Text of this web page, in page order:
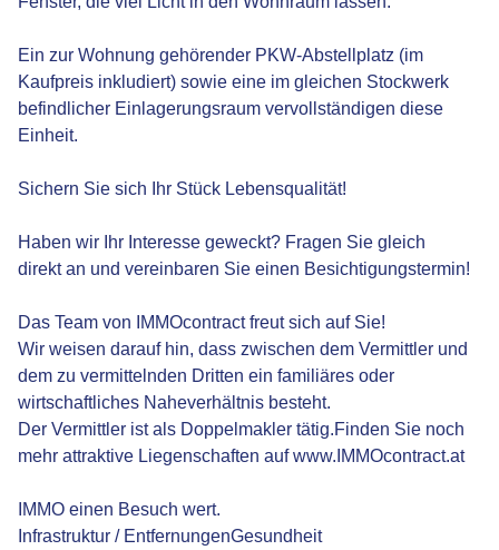
Ein zur Wohnung gehörender PKW-Abstellplatz (im
Kaufpreis inkludiert) sowie eine im gleichen Stockwerk
befindlicher Einlagerungsraum vervollständigen diese
Einheit.
Sichern Sie sich Ihr Stück Lebensqualität!
Haben wir Ihr Interesse geweckt? Fragen Sie gleich
direkt an und vereinbaren Sie einen Besichtigungstermin!
Das Team von IMMOcontract freut sich auf Sie!
Wir weisen darauf hin, dass zwischen dem Vermittler und
dem zu vermittelnden Dritten ein familiäres oder
wirtschaftliches Naheverhältnis besteht.
Der Vermittler ist als Doppelmakler tätig.Finden Sie noch
mehr attraktive Liegenschaften auf www.IMMOcontract.at
IMMO einen Besuch wert.
Infrastruktur / EntfernungenGesundheit